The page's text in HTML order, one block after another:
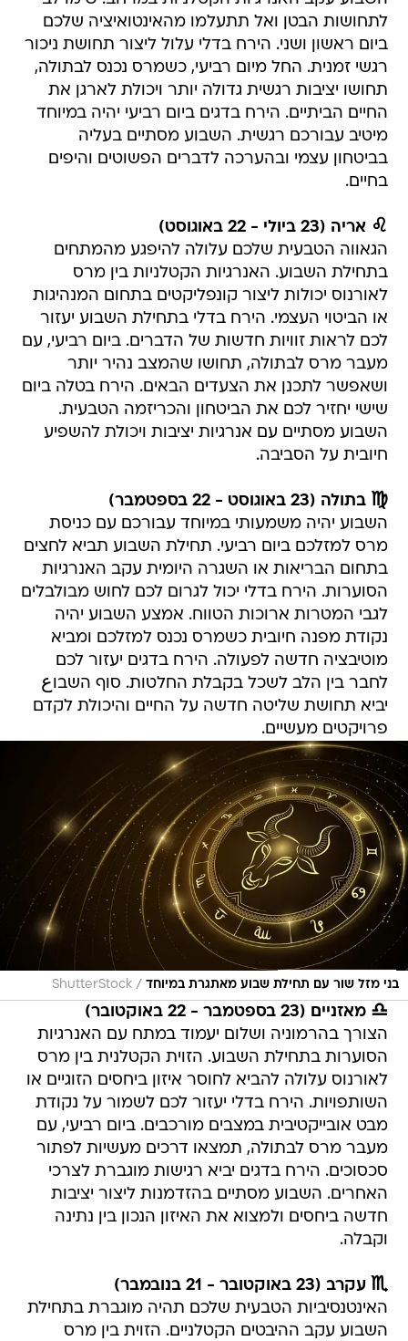
לתחושות הבטן ואל תתעלמו מהאינטואיציה שלכם
ביום ראשון ושני. הירח בדלי עלול ליצור תחושת ניכור
רגשי זמנית. החל מיום רביעי, כשמרס נכנס לבתולה,
תחושו יציבות רגשית גדולה יותר ויכולת לארגן את
החיים הביתיים. הירח בדגים ביום רביעי יהיה במיוחד
מיטיב עבורכם רגשית. השבוע מסתיים בעליה
בביטחון עצמי ובהערכה לדברים הפשוטים והיפים
בחיים.
♌ אריה (23 ביולי - 22 באוגוסט)
הגאווה הטבעית שלכם עלולה להיפגע מהמתחים
בתחילת השבוע. האנרגיות הקטלניות בין מרס
לאורנוס יכולות ליצור קונפליקטים בתחום המנהיגות
או הביטוי העצמי. הירח בדלי בתחילת השבוע יעזור
לכם לראות זוויות חדשות של הדברים. ביום רביעי, עם
מעבר מרס לבתולה, תחושו שהמצב נהיר יותר
ושאפשר לתכנן את הצעדים הבאים. הירח בטלה ביום
שישי יחזיר לכם את הביטחון והכריזמה הטבעית.
השבוע מסתיים עם אנרגיות יציבות ויכולת להשפיע
חיובית על הסביבה.
♍ בתולה (23 באוגוסט - 22 בספטמבר)
השבוע יהיה משמעותי במיוחד עבורכם עם כניסת
מרס למזלכם ביום רביעי. תחילת השבוע תביא לחצים
בתחום הבריאות או השגרה היומית עקב האנרגיות
הסוערות. הירח בדלי יכול לגרום לכם לחוש מבולבלים
לגבי המטרות ארוכות הטווח. אמצע השבוע יהיה
נקודת מפנה חיובית כשמרס נכנס למזלכם ומביא
מוטיבציה חדשה לפעולה. הירח בדגים יעזור לכם
לחבר בין הלב לשכל בקבלת החלטות. סוף השבוع
יביא תחושת שליטה חדשה על החיים והיכולת לקדם
פרויקטים מעשיים.
בני מזל שור עם תחילת שבוע מאתגרת במיוחד /
ShutterStock
♎ מאזניים (23 בספטמבר - 22 באוקטובר)
הצורך בהרמוניה ושלום יעמוד במתח עם האנרגיות
הסוערות בתחילת השבוע. הזוית הקטלנית בין מרס
לאורנוס עלולה להביא לחוסר איזון ביחסים הזוגיים או
השותפויות. הירח בדלי יעזור לכם לשמור על נקודת
מבט אובייקטיבית במצבים מורכבים. ביום רביעי, עם
מעבר מרס לבתולה, תמצאו דרכים מעשיות לפתור
סכסוכים. הירח בדגים יביא רגישות מוגברת לצרכי
האחרים. השבוע מסתיים בהזדמנות ליצור יציבות
חדשה ביחסים ולמצוא את האיזון הנכון בין נתינה
וקבלה.
♏ עקרב (23 באוקטובר - 21 בנובמבר)
האינטנסיביות הטבעית שלכם תהיה מוגברת בתחילת
השבוע עקב ההיבטים הקטלניים. הזוית בין מרס